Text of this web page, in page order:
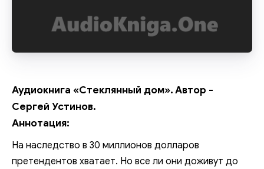
Аудиокнига «Стеклянный дом». Автор -
Сергей Устинов.
Аннотация:
На наследство в 30 миллионов долларов
претендентов хватает. Но все ли они доживут до